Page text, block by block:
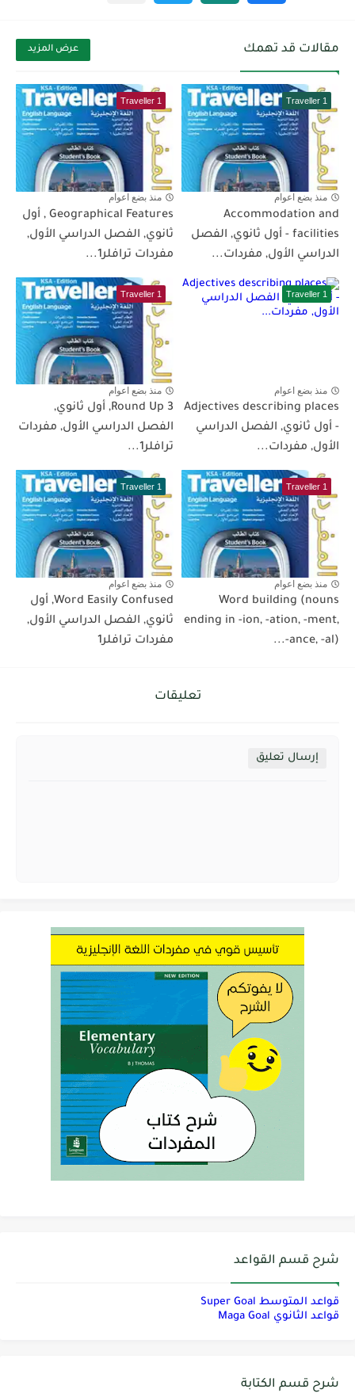
مقالات قد تهمك عرض المزيد
Traveller 1
منذ بضع اعوام
Accommodation and
facilities - أول ثانوي, الفصل
الدراسي الأول, مفردات...
Traveller 1
منذ بضع اعوام
Geographical Features , أول
ثانوي, الفصل الدراسي الأول,
مفردات ترافلر1...
Traveller 1
منذ بضع اعوام
Adjectives describing places
- أول ثانوي, الفصل الدراسي
الأول, مفردات...
Traveller 1
منذ بضع اعوام
Round Up 3, أول ثانوي,
الفصل الدراسي الأول, مفردات
ترافلر1...
Traveller 1
منذ بضع اعوام
Word building (nouns
ending in -ion, -ation, -ment,
-ance, -al)...
Traveller 1
منذ بضع اعوام
Word Easily Confused, أول
ثانوي, الفصل الدراسي الأول,
مفردات ترافلر1
تعليقات
إرسال تعليق
شرح قسم القواعد
قواعد المتوسط Super Goal
قواعد الثانوي Maga Goal
شرح قسم الكتابة